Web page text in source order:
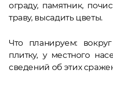
ограду, памятник,
траву, высадить цветы.
Что планируем:
плитку, у местного
сведений об этих